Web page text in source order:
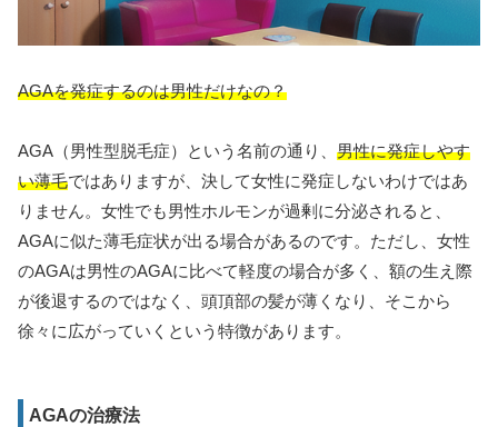
AGAを発症するのは男性だけなの？
AGA（男性型脱毛症）という名前の通り、 男性に発症しやす
い薄毛ではありますが、決して女性に発症しないわけではあ
りません。女性でも男性ホルモンが過剰に分泌されると、
AGAに似た薄毛症状が出る場合があるのです。ただし、女性
のAGAは男性のAGAに比べて軽度の場合が多く、額の生え際
が後退するのではなく、頭頂部の髪が薄くなり、そこから
徐々に広がっていくという特徴があります。
AGAの治療法